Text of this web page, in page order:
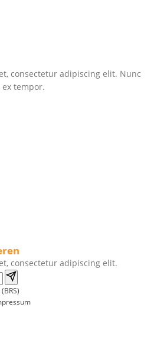
consectetur adipiscing elit. Nunc
tempor.
consectetur adipiscing elit.